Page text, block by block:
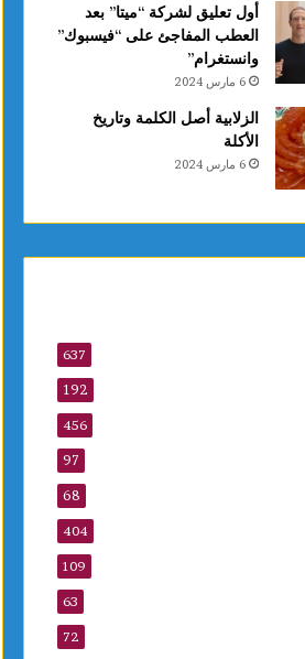
أول تعليق لشركة “ميتا” بعد
العطب المفاجئ على “فيسبوك”
وانستغرام”
6 مارس 2024
الزلابية أصل الكلمة وتاريخ
الأكلة
6 مارس 2024
637
192
456
97
68
404
109
63
72